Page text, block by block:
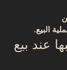
البيع.
عند بيع